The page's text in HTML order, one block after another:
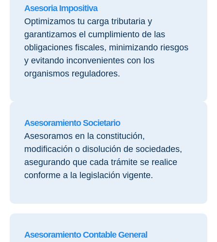
Asesoria Impositiva
Optimizamos tu carga tributaria y
garantizamos el cumplimiento de las
obligaciones fiscales, minimizando riesgos
y evitando inconvenientes con los
organismos reguladores.
Asesoramiento Societario
Asesoramos en la constitución,
modificación o disolución de sociedades,
asegurando que cada trámite se realice
conforme a la legislación vigente.
Asesoramiento Contable General